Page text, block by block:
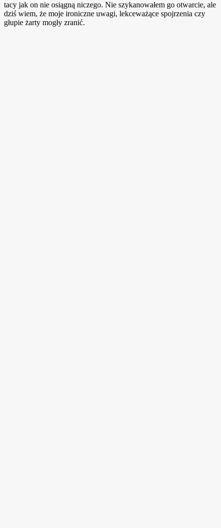
tacy jak on nie osiągną niczego. Nie szykanowałem go otwarcie, ale
dziś wiem, że moje ironiczne uwagi, lekceważące spojrzenia czy
głupie żarty mogły zranić.